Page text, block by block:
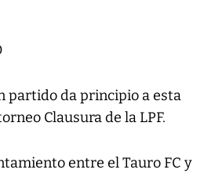
partido da principio a esta
Clausura de la LPF.
entre el Tauro FC y